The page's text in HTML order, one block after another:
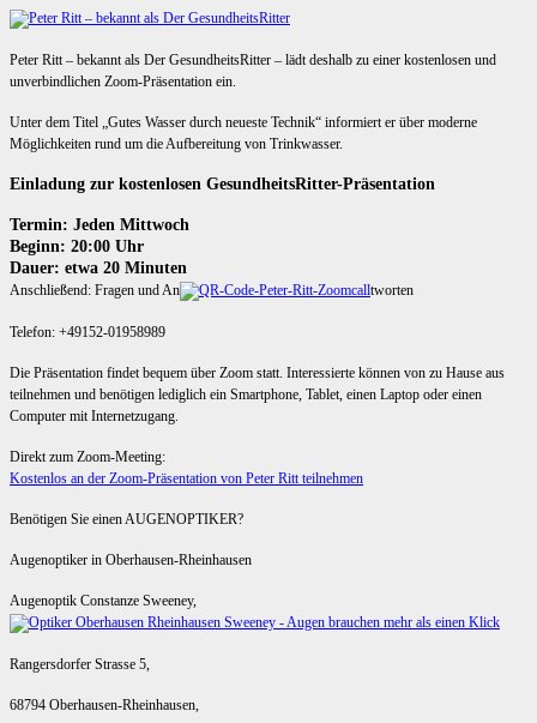
Peter Ritt – bekannt als Der GesundheitsRitter – lädt deshalb zu einer kostenlosen und
unverbindlichen Zoom-Präsentation ein.
Unter dem Titel „Gutes Wasser durch neueste Technik“ informiert er über moderne
Möglichkeiten rund um die Aufbereitung von Trinkwasser.
Einladung zur kostenlosen GesundheitsRitter-Präsentation
Termin: Jeden Mittwoch
Beginn: 20:00 Uhr
Dauer: etwa 20 Minuten
Anschließend: Fragen und An tworten
Telefon: +49152-01958989
Die Präsentation findet bequem über Zoom statt. Interessierte können von zu Hause aus
teilnehmen und benötigen lediglich ein Smartphone, Tablet, einen Laptop oder einen
Computer mit Internetzugang.
Direkt zum Zoom-Meeting:
Kostenlos an der Zoom-Präsentation von Peter Ritt teilnehmen
Benötigen Sie einen AUGENOPTIKER?
Augenoptiker in Oberhausen-Rheinhausen
Augenoptik Constanze Sweeney,
Rangersdorfer Strasse 5,
68794 Oberhausen-Rheinhausen,